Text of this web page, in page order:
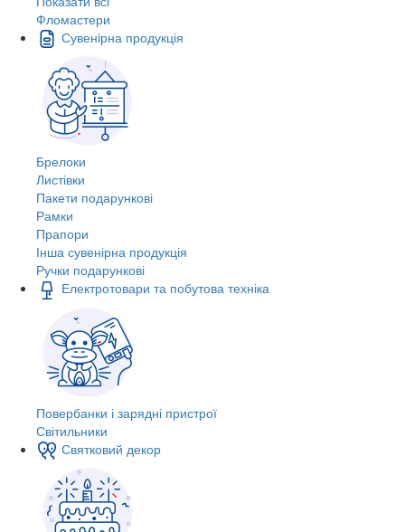
Фломастери
Сувенірна продукція
Брелоки
Листівки
Пакети подарункові
Рамки
Прапори
Інша сувенірна продукція
Ручки подарункові
Електротовари та побутова техніка
Повербанки і зарядні пристрої
Світильники
Святковий декор